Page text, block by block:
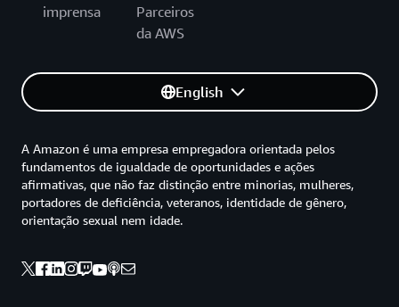
imprensa
Parceiros
da AWS
English
A Amazon é uma empresa empregadora orientada pelos
fundamentos de igualdade de oportunidades e ações
afirmativas, que não faz distinção entre minorias, mulheres,
portadores de deficiência, veteranos, identidade de gênero,
orientação sexual nem idade.